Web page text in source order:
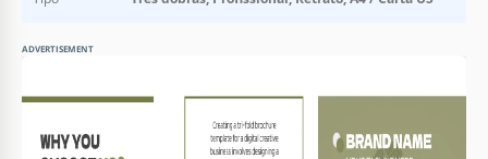
ADVERTISEMENT